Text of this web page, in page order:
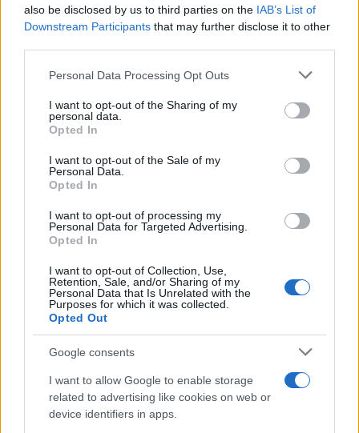
also be disclosed by us to third parties on the IAB’s List of
Downstream Participants that may further disclose it to other
Please note that this website/app uses one or more Google
not limited to your visit or usage behaviour. You may click to
grant or deny consent to Google and its third-party tags to
use your data for below specified purposes in below Google
consent section.
Personal Data Processing Opt Outs
I want to opt-out of the Sharing of my
personal data.
Opted In
I want to opt-out of the Sale of my
Personal Data.
Opted In
I want to opt-out of processing my
Personal Data for Targeted Advertising.
Opted In
I want to opt-out of Collection, Use,
Retention, Sale, and/or Sharing of my
Personal Data that Is Unrelated with the
Purposes for which it was collected.
Opted Out
Google consents
I want to allow Google to enable storage
related to advertising like cookies on web or
device identifiers in apps.